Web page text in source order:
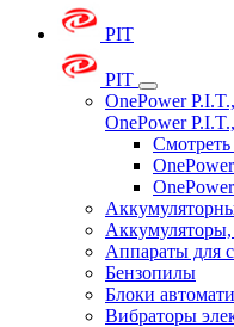
PIT
PIT
OnePower
OnePower
Смотреть
Аккумуляторы,
Аппараты для
Бензопилы
Блоки
Вибраторы